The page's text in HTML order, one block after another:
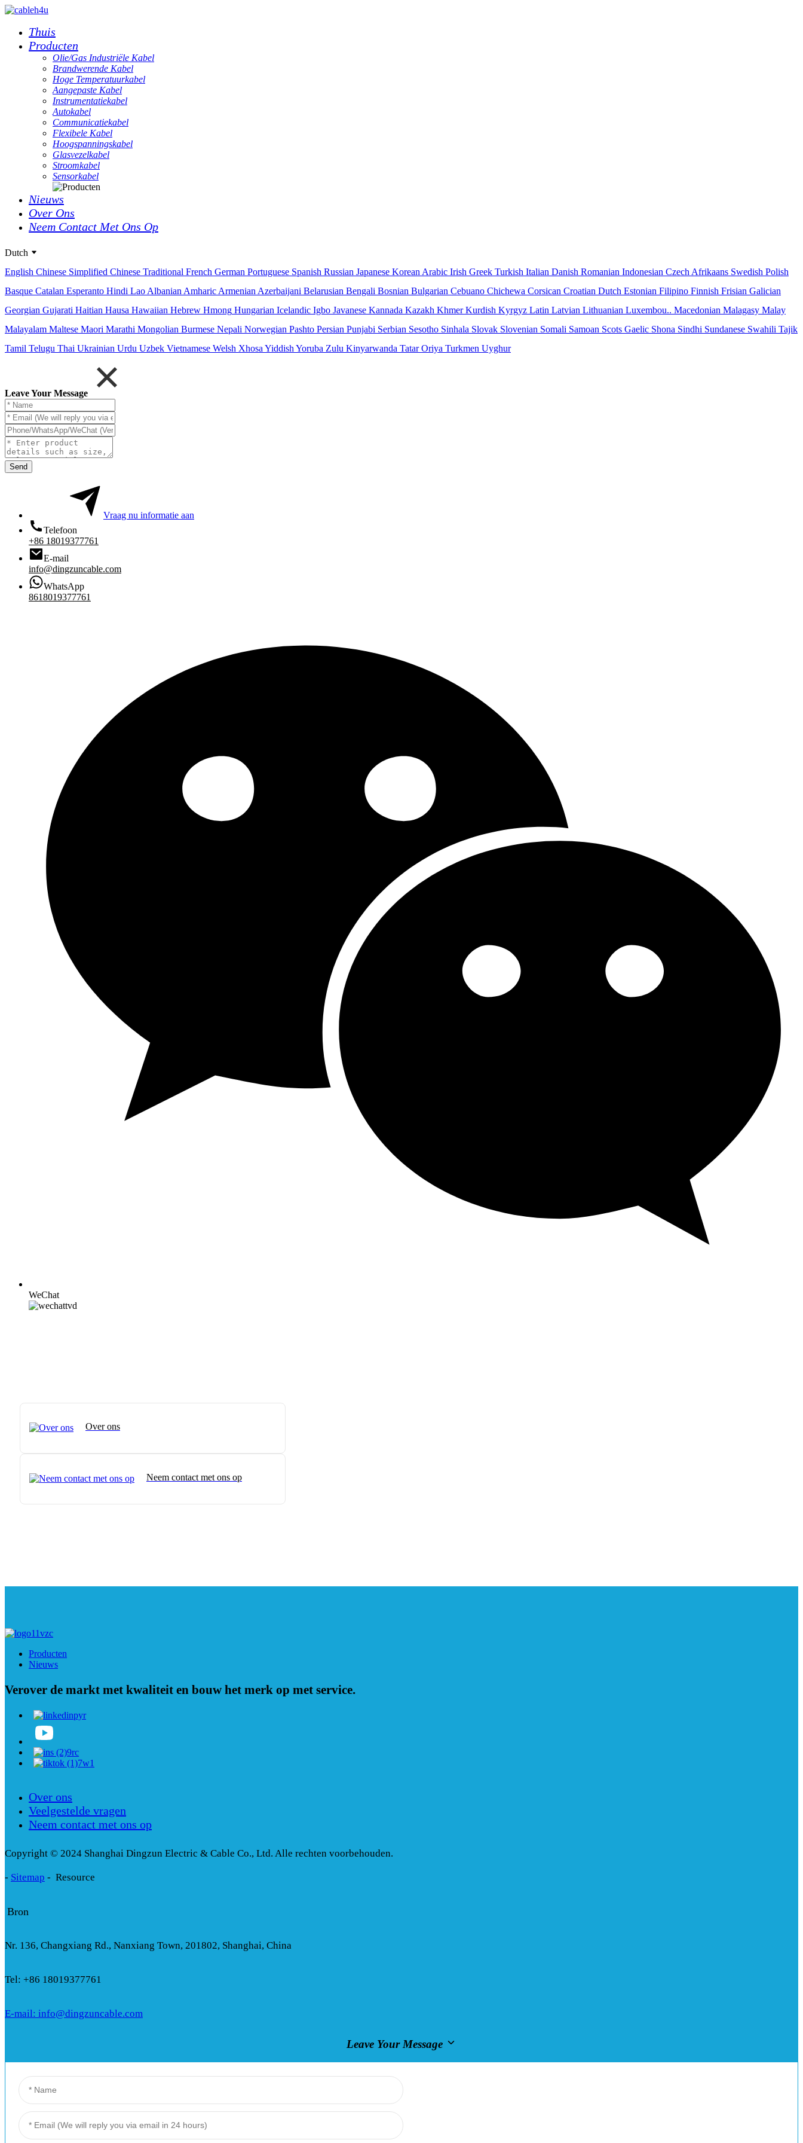
Thuis
Producten
Olie/gas Industriële Kabel
Brandwerende Kabel
Hoge Temperatuurkabel
Aangepaste Kabel
Instrumentatiekabel
Autokabel
Communicatiekabel
Flexibele Kabel
Hoogspanningskabel
Glasvezelkabel
Stroomkabel
Sensorkabel
Nieuws
Over Ons
Neem Contact Met Ons Op
Dutch
English Chinese Simplified Chinese Traditional French German Portuguese Spanish Russian Japanese Korean Arabic Irish Greek Turkish Italian Danish Romanian Indonesian Czech Afrikaans Swedish Polish
Basque Catalan Esperanto Hindi Lao Albanian Amharic Armenian Azerbaijani Belarusian Bengali Bosnian Bulgarian Cebuano Chichewa Corsican Croatian Dutch Estonian Filipino Finnish Frisian Galician
Georgian Gujarati Haitian Hausa Hawaiian Hebrew Hmong Hungarian Icelandic Igbo Javanese Kannada Kazakh Khmer Kurdish Kyrgyz Latin Latvian Lithuanian Luxembou.. Macedonian Malagasy Malay
Malayalam Maltese Maori Marathi Mongolian Burmese Nepali Norwegian Pashto Persian Punjabi Serbian Sesotho Sinhala Slovak Slovenian Somali Samoan Scots Gaelic Shona Sindhi Sundanese Swahili Tajik
Tamil Telugu Thai Ukrainian Urdu Uzbek Vietnamese Welsh Xhosa Yiddish Yoruba Zulu Kinyarwanda Tatar Oriya Turkmen Uyghur
Leave Your Message
Send
Vraag nu informatie aan
Telefoon
+86 18019377761
E-mail
info@dingzuncable.com
WhatsApp
8618019377761
WeChat
Over ons
Neem contact met ons op
Producten
Nieuws
Verover de markt met kwaliteit en bouw het merk op met service.
Over ons
Veelgestelde vragen
Neem contact met ons op
Copyright © 2024 Shanghai Dingzun Electric & Cable Co., Ltd. Alle rechten voorbehouden.
- Sitemap - Resource
Bron
Nr. 136, Changxiang Rd., Nanxiang Town, 201802, Shanghai, China
Tel: +86 18019377761
E-mail: info@dingzuncable.com
Leave Your Message